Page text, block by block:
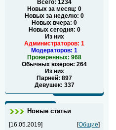
Всего: 1234
Новых за месяц: 0
Новых за неделю: 0
Новых вчера: 0
Новых сегодня: 0
Из них
Администраторов: 1
Модераторов: 1
Проверенных: 968
Обычных юзеров: 264
Из них
Парней: 897
Девушек: 337
Новые статьи
[16.05.2019] [Общие]